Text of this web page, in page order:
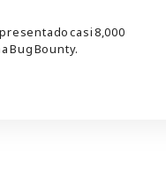
casi 8,000
Bug Bounty.